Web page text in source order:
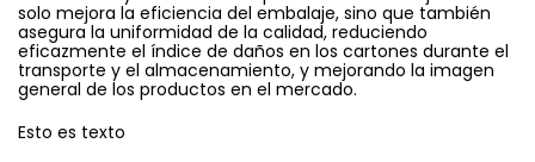
solo mejora la eficiencia del embalaje, sino que también
asegura la uniformidad de la calidad, reduciendo
eficazmente el índice de daños en los cartones durante el
transporte y el almacenamiento, y mejorando la imagen
general de los productos en el mercado.
Esto es texto